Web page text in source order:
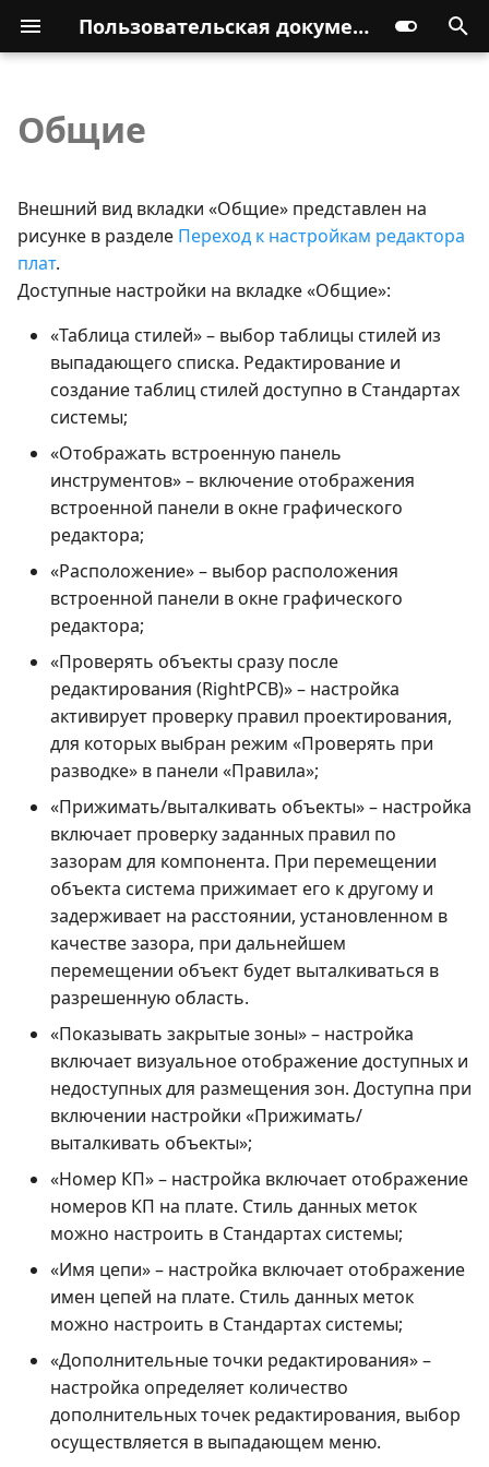
Пользовательская документация
Общие
Внешний вид вкладки «Общие» представлен на
рисунке в разделе Переход к настройкам редактора
плат.
Доступные настройки на вкладке «Общие»:
«Таблица стилей» – выбор таблицы стилей из
выпадающего списка. Редактирование и
создание таблиц стилей доступно в Стандартах
системы;
«Отображать встроенную панель
инструментов» – включение отображения
встроенной панели в окне графического
редактора;
«Расположение» – выбор расположения
встроенной панели в окне графического
редактора;
«Проверять объекты сразу после
редактирования (RightPCB)» – настройка
активирует проверку правил проектирования,
для которых выбран режим «Проверять при
разводке» в панели «Правила»;
«Прижимать/выталкивать объекты» – настройка
включает проверку заданных правил по
зазорам для компонента. При перемещении
объекта система прижимает его к другому и
задерживает на расстоянии, установленном в
качестве зазора, при дальнейшем
перемещении объект будет выталкиваться в
разрешенную область.
«Показывать закрытые зоны» – настройка
включает визуальное отображение доступных и
недоступных для размещения зон. Доступна при
включении настройки «Прижимать/
выталкивать объекты»;
«Номер КП» – настройка включает отображение
номеров КП на плате. Стиль данных меток
можно настроить в Стандартах системы;
«Имя цепи» – настройка включает отображение
имен цепей на плате. Стиль данных меток
можно настроить в Стандартах системы;
«Дополнительные точки редактирования» –
настройка определяет количество
дополнительных точек редактирования, выбор
осуществляется в выпадающем меню.